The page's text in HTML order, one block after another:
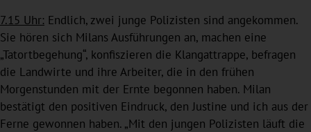
7.15 Uhr: Endlich, zwei junge Polizisten sind angekommen.
Sie hören sich Milans Ausführungen an, machen eine
„Tatortbegehung“, konfiszieren die Klangattrappe, befragen
die Landwirte und ihre Arbeiter, die in den frühen
Morgenstunden mit der Ernte begonnen haben. Milan
bestätigt den positiven Eindruck, den Justine und ich aus der
Ferne gewonnen haben. „Mit den jungen Polizisten läuft die